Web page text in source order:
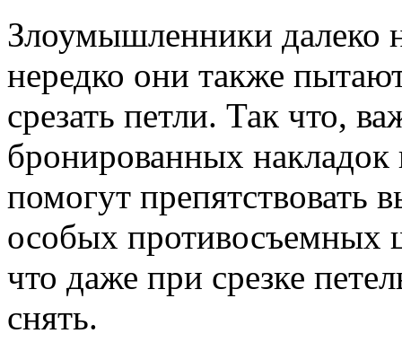
Злоумышленники далеко
нередко они также
срезать петли. Так что,
бронированных
помогут
особых противосъемных
что даже при срезке
снять.